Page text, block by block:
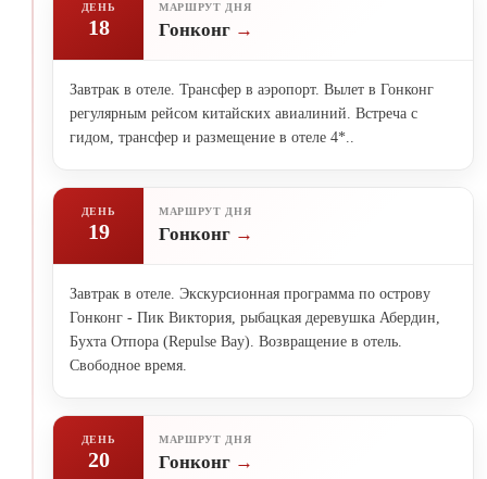
ДЕНЬ
18
МАРШРУТ ДНЯ
Гонконг
Завтрак в отеле. Трансфер в аэропорт. Вылет в Гонконг
регулярным рейсом китайских авиалиний. Встреча с
гидом, трансфер и размещение в отеле 4*..
ДЕНЬ
19
МАРШРУТ ДНЯ
Гонконг
Завтрак в отеле. Экскурсионная программа по острову
Гонконг - Пик Виктория, рыбацкая деревушка Абердин,
Бухта Отпора (Repulse Bay). Возвращение в отель.
Свободное время.
ДЕНЬ
20
МАРШРУТ ДНЯ
Гонконг